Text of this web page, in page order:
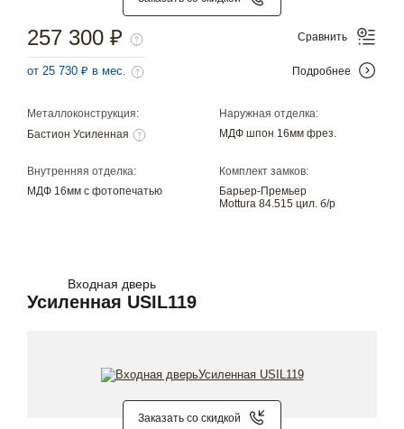
Металлоконструкция:
Бастион Усиленная
Наружная отделка:
МДФ шпон 16мм фрез.
Внутренняя отделка:
МДФ 16мм с фотопечатью
Комплект замков:
Барьер-Премьер
Mottura 84.515 цил. б/р
257 300 ₽
от 25 730 ₽ в мес.
Сравнить
Подробнее
Входная дверь
Усиленная USIL119
Заказать со скидкой